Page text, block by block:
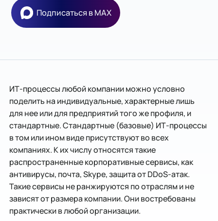
Подписаться в MAX
​ИТ-процессы любой компании можно условно
поделить на индивидуальные, характерные лишь
для нее или для предприятий того же профиля, и
стандартные. Стандартные (базовые) ИТ-процессы
в том или ином виде присутствуют во всех
компаниях. К их числу относятся такие
распространенные корпоративные сервисы, как
антивирусы, почта, Skype, защита от DDoS-атак.
Такие сервисы не ранжируются по отраслям и не
зависят от размера компании. Они востребованы
практически в любой организации.